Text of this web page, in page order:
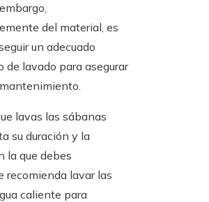
del material, es
un adecuado
de lavado para asegurar
lavas las sábanas
su duración y la
la que debes
recomienda lavar las
caliente para